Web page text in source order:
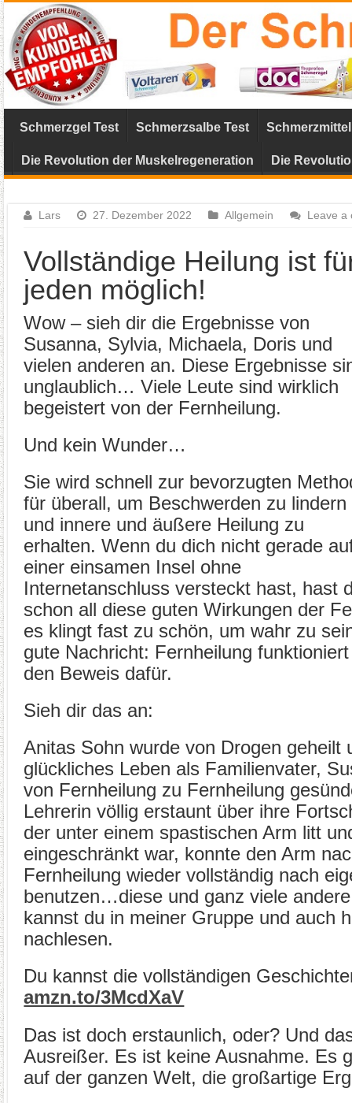
Schmerzgel Test Schmerzsalbe Test
Die Revolution der Muskelregeneration Die
Lars 27. Dezember 2022 Allgemein Leave a
Vollständige Heilung ist
jeden möglich!
Wow – sieh dir die Ergebnisse von
Susanna, Sylvia, Michaela, Doris und
vielen anderen an. Diese Ergebnisse
unglaublich… Viele Leute sind wirklich
begeistert von der Fernheilung.
Und kein Wunder…
Sie wird schnell zur bevorzugten
für überall, um Beschwerden zu lindern
und innere und äußere Heilung zu
erhalten. Wenn du dich nicht gerade
einer einsamen Insel ohne
Internetanschluss versteckt hast, hast
schon all diese guten Wirkungen der
es klingt fast zu schön, um wahr zu
gute Nachricht: Fernheilung
den Beweis dafür.
Sieh dir das an:
Anitas Sohn wurde von Drogen geheilt
glückliches Leben als Familienvater,
von Fernheilung zu Fernheilung
Lehrerin völlig erstaunt über ihre
der unter einem spastischen Arm litt
eingeschränkt war, konnte den Arm
Fernheilung wieder vollständig nach
benutzen…diese und ganz viele
kannst du in meiner Gruppe und auch
nachlesen.
Du kannst die vollständigen
amzn.to/3McdXaV
Das ist doch erstaunlich, oder? Und
Ausreißer. Es ist keine Ausnahme. Es
auf der ganzen Welt, die großartige